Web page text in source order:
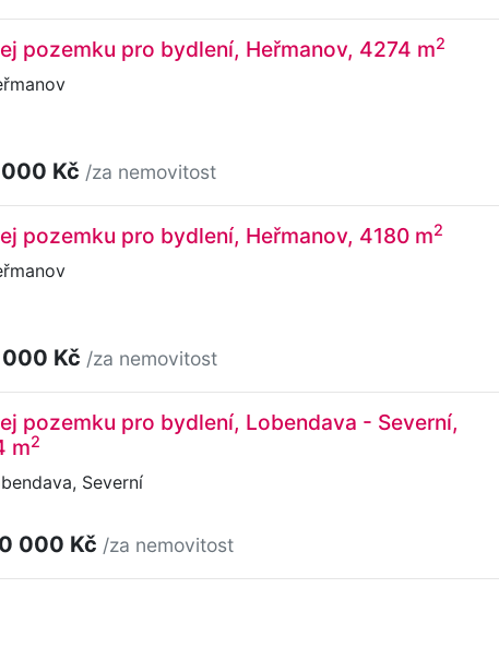
pozemku pro bydlení, Heřmanov, 4274 m2
Kč /za nemovitost
pozemku pro bydlení, Heřmanov, 4180 m2
Kč /za nemovitost
pozemku pro bydlení, Lobendava - Severní,
m2
Severní
000 Kč /za nemovitost